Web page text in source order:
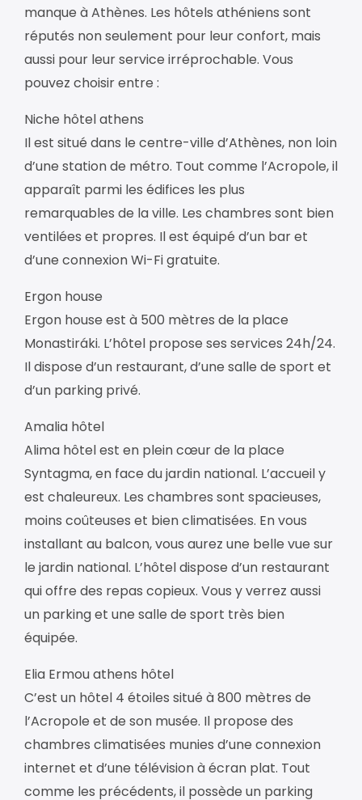
manque à Athènes. Les hôtels athéniens sont
réputés non seulement pour leur confort, mais
aussi pour leur service irréprochable. Vous
pouvez choisir entre :
Niche hôtel athens
Il est situé dans le centre-ville d’Athènes, non loin
d’une station de métro. Tout comme l’Acropole, il
apparaît parmi les édifices les plus
remarquables de la ville. Les chambres sont bien
ventilées et propres. Il est équipé d’un bar et
d’une connexion Wi-Fi gratuite.
Ergon house
Ergon house est à 500 mètres de la place
Monastiráki. L’hôtel propose ses services 24h/24.
Il dispose d’un restaurant, d’une salle de sport et
d’un parking privé.
Amalia hôtel
Alima hôtel est en plein cœur de la place
Syntagma, en face du jardin national. L’accueil y
est chaleureux. Les chambres sont spacieuses,
moins coûteuses et bien climatisées. En vous
installant au balcon, vous aurez une belle vue sur
le jardin national. L’hôtel dispose d’un restaurant
qui offre des repas copieux. Vous y verrez aussi
un parking et une salle de sport très bien
équipée.
Elia Ermou athens hôtel
C’est un hôtel 4 étoiles situé à 800 mètres de
l’Acropole et de son musée. Il propose des
chambres climatisées munies d’une connexion
internet et d’une télévision à écran plat. Tout
comme les précédents, il possède un parking